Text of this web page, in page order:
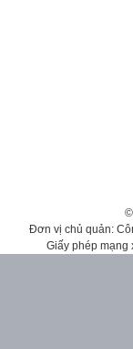
Đơn vị chủ quản:
Giấy phép mạng